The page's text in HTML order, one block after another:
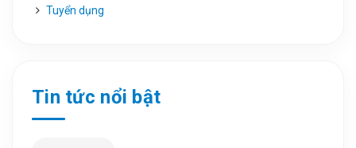
Tuyển dụng
Tin tức nổi bật